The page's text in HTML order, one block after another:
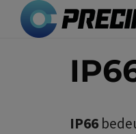
Direkt
zum
IP66